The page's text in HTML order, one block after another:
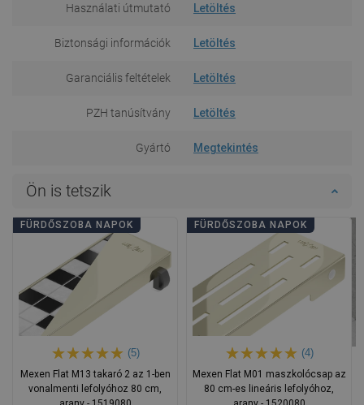
Használati útmutató Letöltés
Biztonsági információk Letöltés
Garanciális feltételek Letöltés
PZH tanúsítvány Letöltés
Gyártó Megtekintés
Ön is tetszik
FÜRDŐSZOBA NAPOK
(5)
Mexen Flat M13 takaró 2 az 1-ben
vonalmenti lefolyóhoz 80 cm,
FÜRDŐSZOBA NAPOK
(4)
Mexen Flat M01 maszkolócsap az
80 cm-es lineáris lefolyóhoz,